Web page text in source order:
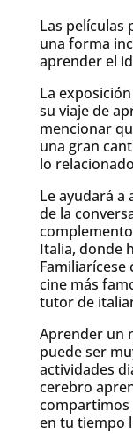
Las películas
una forma
aprender el
La
su viaje de
mencionar
una gran
lo
Le ayudará a
de la
Italia, donde
cine más
tutor de
Aprender un
puede ser
actividades
cerebro
compartimos
en tu tiempo